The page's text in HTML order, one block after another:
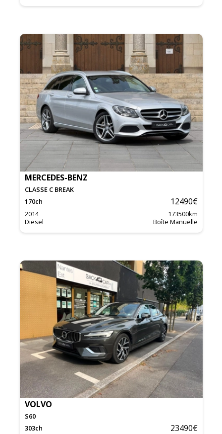
MERCEDES-BENZ
CLASSE C BREAK
170ch 12490€
2014 173500km
Diesel
Boîte Manuelle
VOLVO
S60
303ch 23490€